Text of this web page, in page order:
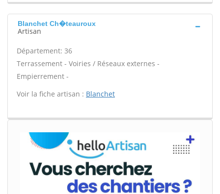
Blanchet Ch�teauroux
Artisan
Département: 36
Terrassement - Voiries / Réseaux externes -
Empierrement -
Voir la fiche artisan : Blanchet